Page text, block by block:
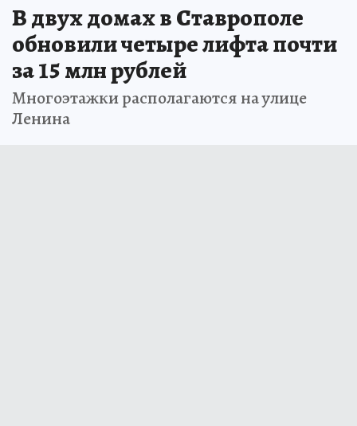
В двух домах в Ставрополе
обновили четыре лифта почти
за 15 млн рублей
Многоэтажки располагаются на улице
Ленина